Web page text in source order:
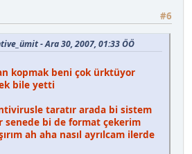
#6
- Ara 30, 2007, 01:33 ÖÖ
kopmak beni çok ürktüyor
bile yetti
taratır arada bi sistem
senede bi de format çekerim
ah aha nasıl ayrılcam ilerde